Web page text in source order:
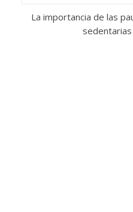
La importancia de las